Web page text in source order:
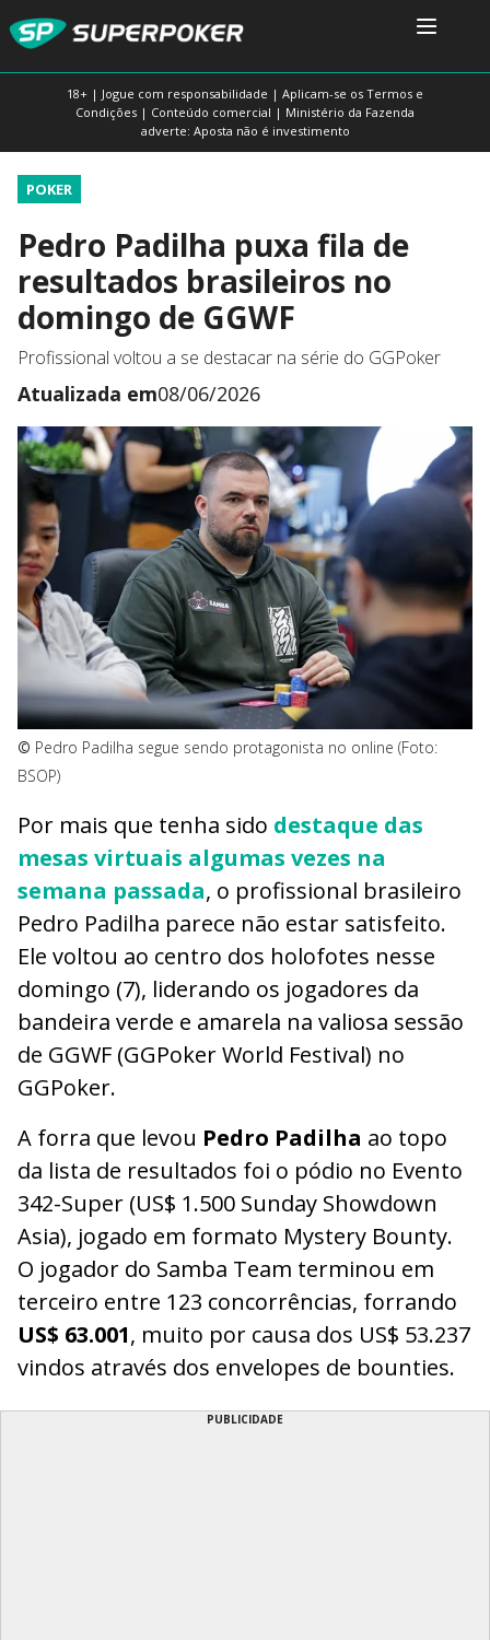
18+ | Jogue com responsabilidade | Aplicam-se os Termos e
Condições | Conteúdo comercial | Ministério da Fazenda
adverte: Aposta não é investimento
POKER
Pedro Padilha puxa fila de
resultados brasileiros no
domingo de GGWF
Profissional voltou a se destacar na série do GGPoker
Atualizada em08/06/2026
© Pedro Padilha segue sendo protagonista no online (Foto:
BSOP)
Por mais que tenha sido destaque das
mesas virtuais algumas vezes na
semana passada, o profissional brasileiro
Pedro Padilha parece não estar satisfeito.
Ele voltou ao centro dos holofotes nesse
domingo (7), liderando os jogadores da
bandeira verde e amarela na valiosa sessão
de GGWF (GGPoker World Festival) no
GGPoker.
A forra que levou Pedro Padilha ao topo
da lista de resultados foi o pódio no Evento
342-Super (US$ 1.500 Sunday Showdown
Asia), jogado em formato Mystery Bounty.
O jogador do Samba Team terminou em
terceiro entre 123 concorrências, forrando
US$ 63.001, muito por causa dos US$ 53.237
vindos através dos envelopes de bounties.
PUBLICIDADE